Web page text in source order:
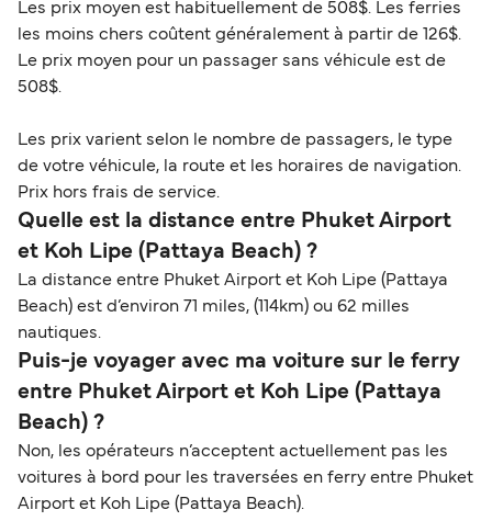
Les prix moyen est habituellement de 508$. Les ferries
les moins chers coûtent généralement à partir de 126$.
Le prix moyen pour un passager sans véhicule est de
508$.
Les prix varient selon le nombre de passagers, le type
de votre véhicule, la route et les horaires de navigation.
Prix hors frais de service.
Quelle est la distance entre Phuket Airport
et Koh Lipe (Pattaya Beach) ?
La distance entre Phuket Airport et Koh Lipe (Pattaya
Beach) est d’environ 71 miles, (114km) ou 62 milles
nautiques.
Puis-je voyager avec ma voiture sur le ferry
entre Phuket Airport et Koh Lipe (Pattaya
Beach) ?
Non, les opérateurs n’acceptent actuellement pas les
voitures à bord pour les traversées en ferry entre Phuket
Airport et Koh Lipe (Pattaya Beach).